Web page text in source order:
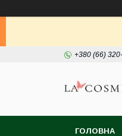
+380 (66)
ГОЛОВНА